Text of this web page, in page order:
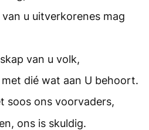
u uitverkorenes mag
van u volk,
dié wat aan U behoort.
soos ons voorvaders,
ons is skuldig.